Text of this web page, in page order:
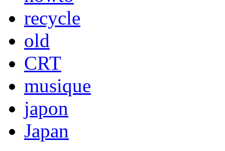
recycle
old
CRT
musique
japon
Japan